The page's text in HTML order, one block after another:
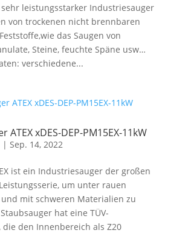
leistungsstarker Industriesauger
von trockenen nicht brennbaren
das Saugen von
Steine, feuchte Späne usw…
verschiedene...
ATEX xDES-DEP-PM15EX-11kW
| Sep. 14, 2022
ist ein Industriesauger der großen
um unter rauen
mit schweren Materialien zu
hat eine TÜV-
den Innenbereich als Z20